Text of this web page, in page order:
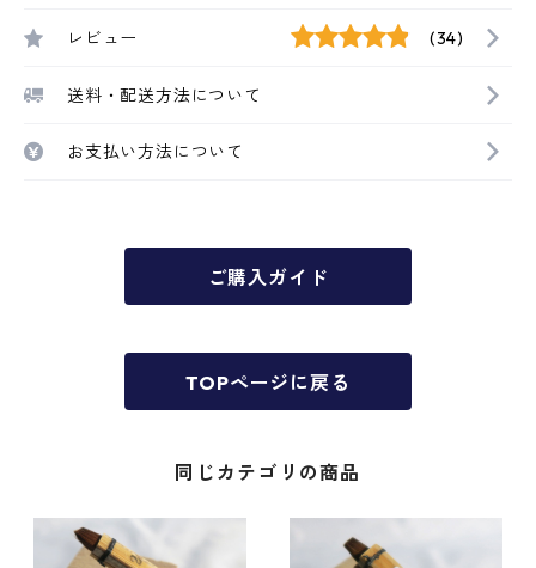
レビュー (34)
送料・配送方法について
お支払い方法について
ご購入ガイド
TOPページに戻る
同じカテゴリの商品